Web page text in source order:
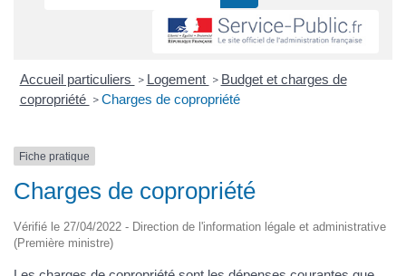
Accueil particuliers > Logement > Budget et charges de
copropriété > Charges de copropriété
Fiche pratique
Charges de copropriété
Vérifié le 27/04/2022 - Direction de l'information légale et administrative
(Première ministre)